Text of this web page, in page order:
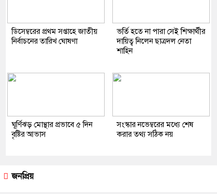
ডিসেম্বরের প্রথম সপ্তাহে জাতীয়
নির্বাচনের তারিখ ঘোষণা
ভর্তি হতে না পারা সেই শিক্ষার্থীর
দায়িত্ব নিলেন ছাত্রদল নেতা
শাহিন
ঘূর্ণিঝড় মোন্থার প্রভাবে ৫ দিন
বৃষ্টির আভাস
সংস্কার নভেম্বরের মধ্যে শেষ
করার তথ্য সঠিক নয়
জনপ্রিয়